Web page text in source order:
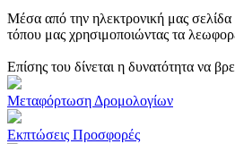
Μέσα από την ηλεκτρονική μας
τόπου μας χρησιμοποιώντας τα
Επίσης του δίνεται η δυνατότητα να
Μεταφόρτωση Δρομολογίων
Εκπτώσεις Προσφορές